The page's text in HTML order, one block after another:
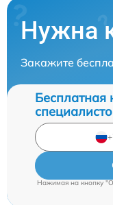
Нужна
Закажите
Бесплатная
Нажимая на кнопку